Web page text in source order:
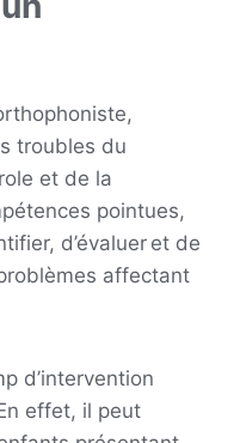
troubles du
et de la
pointues,
d’évaluer et de
affectant
d’intervention
effet, il peut